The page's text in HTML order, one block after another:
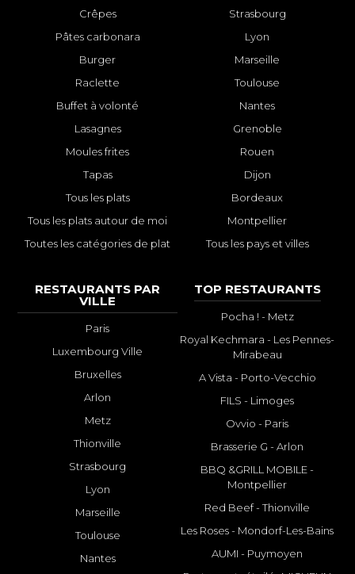
Crêpes
Pâtes carbonara
Burger
Raclette
Buffet à volonté
Lasagnes
Moules frites
Tapas
Tous les plats
Tous les plats autour de moi
Toutes les catégories de plat
Strasbourg
Lyon
Marseille
Toulouse
Nantes
Grenoble
Rouen
Dijon
Bordeaux
Montpellier
Tous les pays et villes
RESTAURANTS PAR
VILLE
Paris
Luxembourg Ville
Bruxelles
Arlon
Metz
Thionville
Strasbourg
Lyon
Marseille
Toulouse
Nantes
TOP RESTAURANTS
Pocha ! - Metz
Royal Kechmara - Les Pennes-
Mirabeau
A Vista - Porto-Vecchio
FILS - Limoges
Ovvio - Paris
Brasserie G - Arlon
BBQ &GRILL MOBILE -
Montpellier
Red Beef - Thionville
Les Roses - Mondorf-Les-Bains
AUMI - Puymoyen